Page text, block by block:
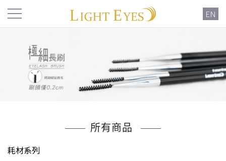
EN
所有商品
耗材系列